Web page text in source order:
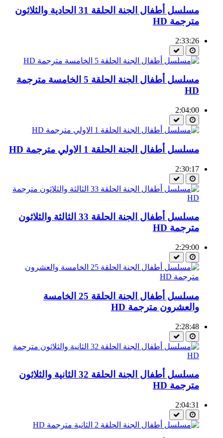
مسلسل أطفال الجنة الحلقة 31 الحادية والثلاثون
مترجمة HD
2:33:26
مسلسل أطفال الجنة الحلقة 5 الخامسة مترجمة
HD
2:04:00
مسلسل أطفال الجنة الحلقة 1 الاولي مترجمة HD
2:30:17
مسلسل أطفال الجنة الحلقة 33 الثالثة والثلاثون
مترجمة HD
2:29:00
مسلسل أطفال الجنة الحلقة 25 الخامسة
والعشرون مترجمة HD
2:28:48
مسلسل أطفال الجنة الحلقة 32 الثانية والثلاثون
مترجمة HD
2:04:31